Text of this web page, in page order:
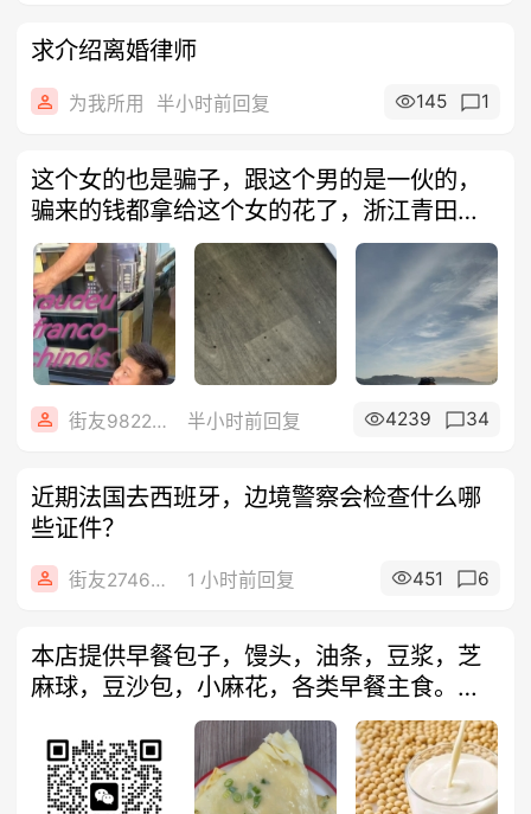
求介绍离婚律师
为我所用 半小时前回复 145 1
这个女的也是骗子，跟这个男的是一伙的，
骗来的钱都拿给这个女的花了，浙江青田
人，叫
街友98226330 半小时前回复 4239 34
近期法国去西班牙，边境警察会检查什么哪
些证件？
街友27465681 1 小时前回复 451 6
本店提供早餐包子，馒头，油条，豆浆，芝
麻球，豆沙包，小麻花，各类早餐主食。午